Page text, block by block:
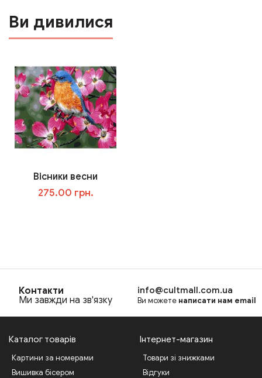
Ви дивилися
Вісники весни
275.00 грн.
Контакти
Ми завжди на зв'язку
info@cultmall.com.ua
Ви можете написати нам email
Каталог товарів
Картини за номерами
Вишивка бісером
Інтернет-магазин
Товари зі знижками
Відгуки